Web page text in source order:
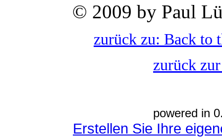
© 2009 by Paul
zurück zu: Back to
zurück
powered in
Erstellen Sie Ihre